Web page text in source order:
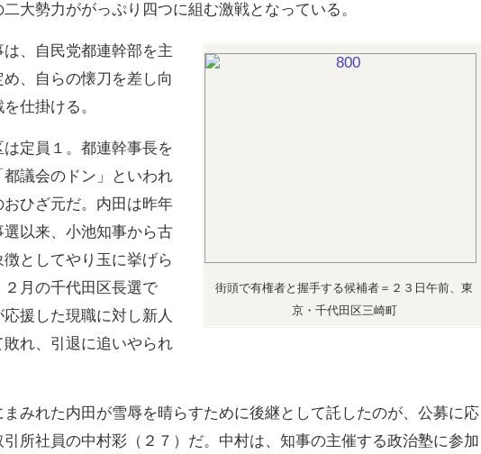
二大勢力ががっぷり四つに組む激戦となっている。
街頭で有権者と握手する候補者＝２３日午前、東
京・千代田区三崎町
、自民党都連幹部を主
、自らの懐刀を差し向
仕掛ける。
定員１。都連幹事長を
都議会のドン」といわれ
おひざ元だ。内田は昨年
選以来、小池知事から古
徴としてやり玉に挙げら
２月の千代田区長選で
援した現職に対し新人
敗れ、引退に追いやられ
みれた内田が雪辱を晴らすために後継として託したのが、公募に応
引所社員の中村彩（２７）だ。中村は、知事の主催する政治塾に参加